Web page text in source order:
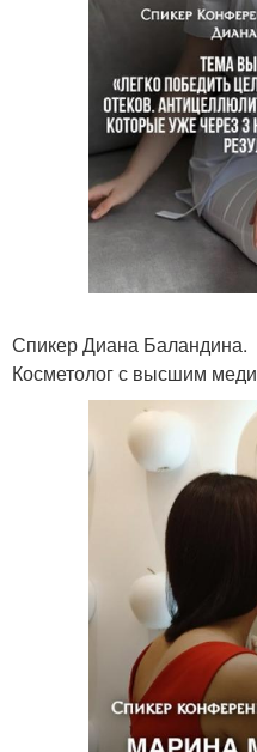
Спикер Диана Баландина.
Косметолог с высшим